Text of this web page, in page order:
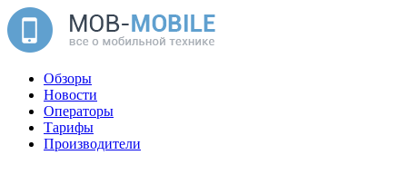
Обзоры
Новости
Операторы
Тарифы
Производители